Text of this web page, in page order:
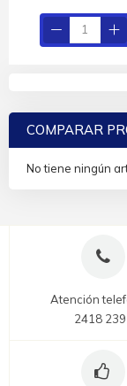
COMPARAR
No tiene ningún
Atención
2418